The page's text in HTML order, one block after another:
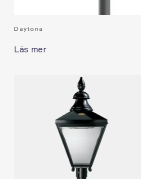
Daytona
Läs mer